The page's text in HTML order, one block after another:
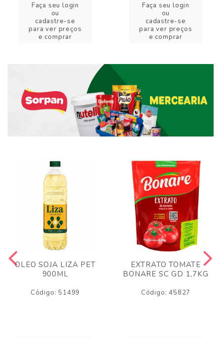
Faça seu login
ou
cadastre-se
para ver preços
e comprar
Faça seu login
ou
cadastre-se
para ver preços
e comprar
OLEO SOJA LIZA PET
900ML
Código: 51499
EXTRATO TOMATE
BONARE SC GD 1,7KG
Código: 45827